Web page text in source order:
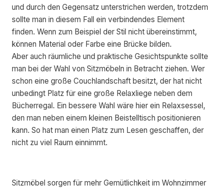
und durch den Gegensatz unterstrichen werden, trotzdem
sollte man in diesem Fall ein verbindendes Element
finden. Wenn zum Beispiel der Stil nicht übereinstimmt,
können Material oder Farbe eine Brücke bilden.
Aber auch räumliche und praktische Gesichtspunkte sollte
man bei der Wahl von Sitzmöbeln in Betracht ziehen. Wer
schon eine große Couchlandschaft besitzt, der hat nicht
unbedingt Platz für eine große Relaxliege neben dem
Bücherregal. Ein bessere Wahl wäre hier ein Relaxsessel,
den man neben einem kleinen Beistelltisch positionieren
kann. So hat man einen Platz zum Lesen geschaffen, der
nicht zu viel Raum einnimmt.
Sitzmöbel sorgen für mehr Gemütlichkeit im Wohnzimmer